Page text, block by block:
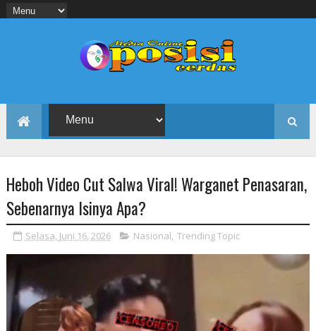
Heboh Video Cut Salwa Viral! Warganet Penasaran,
Sebenarnya Isinya Apa?
Selasa, Juni 16, 2026 Nasional, Trending Topic